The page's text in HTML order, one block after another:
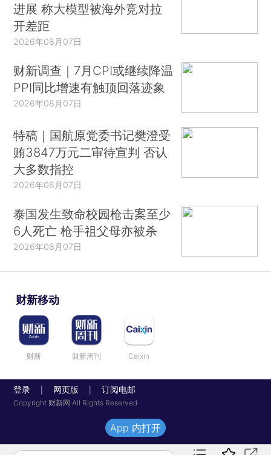
进展 称大模型被海外竞对拉
开差距
2026年08月07日
财新调查｜7月CPI或继续降温
PPI同比增速有触顶回落迹象
2026年08月07日
特稿｜国航原党委书记樊澄受
贿3847万元二审待宣判 否认
大多数指控
2026年08月07日
泰国发生致命校园枪击案至少
6人死亡 枪手祖父母亦被杀
2026年08月07日
财新移动
财新 财新周刊 Caixin
登录 网页版 订阅电邮
Copyright 财新网 All Rights Reserved
App 内打开